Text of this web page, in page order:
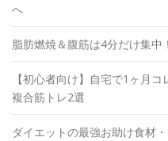
へ
脂肪燃焼＆腹筋は4分だけ集
【初心者向け】自宅で1ヶ月
複合筋トレ2選
ダイエットの最強お助け食材